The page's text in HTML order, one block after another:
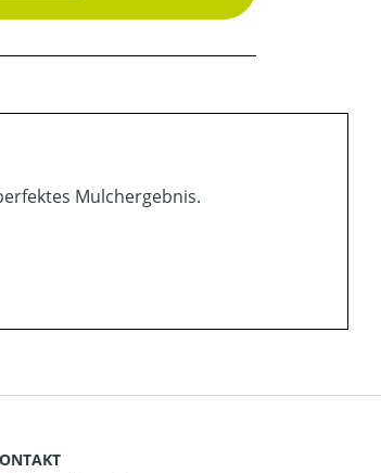
Mulchergebnis.